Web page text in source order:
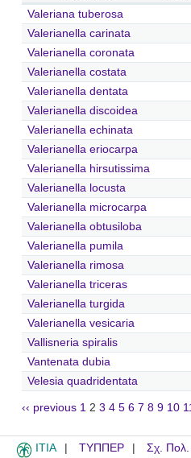
Valeriana tuberosa
Valerianella carinata
Valerianella coronata
Valerianella costata
Valerianella dentata
Valerianella discoidea
Valerianella echinata
Valerianella eriocarpa
Valerianella hirsutissima
Valerianella locusta
Valerianella microcarpa
Valerianella obtusiloba
Valerianella pumila
Valerianella rimosa
Valerianella triceras
Valerianella turgida
Valerianella vesicaria
Vallisneria spiralis
Vantenata dubia
Velesia quadridentata
‹‹ previous 1 2 3 4 5 6 7 8 9 10
ITIA ΤΥΠΠΕΡ Σχ.